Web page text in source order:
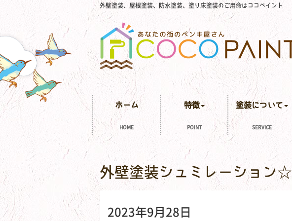
外壁塗装、屋根塗装、防水塗装、塗り床塗装のご用命はココペイント
HOME
ホーム
POINT
特徴
SERVICE
塗装について
外壁塗装シュミレーション☆
2023年9月28日